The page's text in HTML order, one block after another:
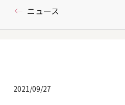
ニュース
2021/09/27